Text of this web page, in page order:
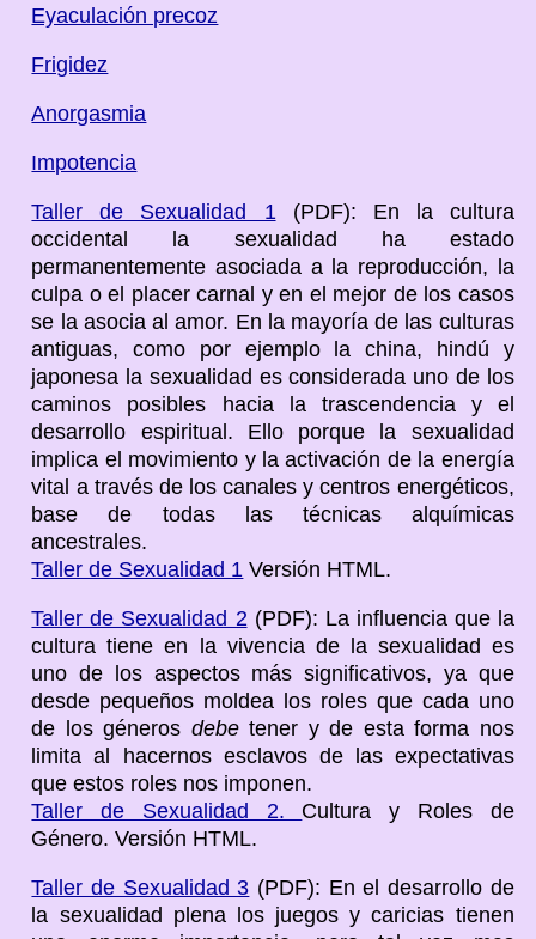
Eyaculación precoz
Frigidez
Anorgasmia
Impotencia
Taller de Sexualidad 1 (PDF): En la cultura
occidental la sexualidad ha estado
permanentemente asociada a la reproducción, la
culpa o el placer carnal y en el mejor de los casos
se la asocia al amor. En la mayoría de las culturas
antiguas, como por ejemplo la china, hindú y
japonesa la sexualidad es considerada uno de los
caminos posibles hacia la trascendencia y el
desarrollo espiritual. Ello porque la sexualidad
implica el movimiento y la activación de la energía
vital a través de los canales y centros energéticos,
base de todas las técnicas alquímicas
ancestrales.
Taller de Sexualidad 1 Versión HTML.
Taller de Sexualidad 2 (PDF): La influencia que la
cultura tiene en la vivencia de la sexualidad es
uno de los aspectos más significativos, ya que
desde pequeños moldea los roles que cada uno
de los géneros debetener y de esta forma nos
limita al hacernos esclavos de las expectativas
que estos roles nos imponen.
Taller de Sexualidad 2. Cultura y Roles de
Género. Versión HTML.
Taller de Sexualidad 3 (PDF): En el desarrollo de
la sexualidad plena los juegos y caricias tienen